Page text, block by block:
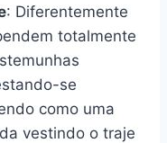
: Diferentemente
totalmente
se
como uma
vestindo o traje